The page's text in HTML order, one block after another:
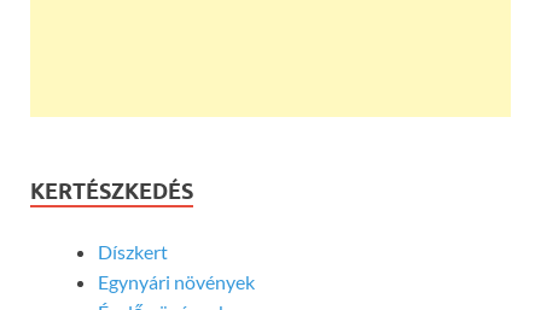
KERTÉSZKEDÉS
Díszkert
Egynyári növények